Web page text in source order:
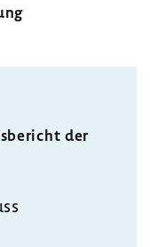
der